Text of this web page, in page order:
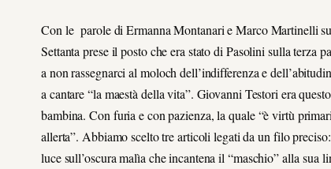
Con le parole di Ermanna Montanari e Marco Martinelli
Settanta prese il posto che era stato di Pasolini sulla terza
a non rassegnarci al moloch dell’indifferenza e
a cantare “la maestà della vita”. Giovanni Testori era
bambina. Con furia e con pazienza, la quale “è virtù
allerta”. Abbiamo scelto tre articoli legati da un filo
luce sull’oscura malìa che incantena il “maschio” alla